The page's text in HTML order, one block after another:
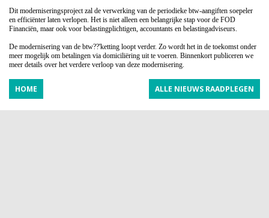
Dit moderniseringsproject zal de verwerking van de periodieke btw-aangiften soepeler
en efficiënter laten verlopen. Het is niet alleen een belangrijke stap voor de FOD
Financiën, maar ook voor belastingplichtigen, accountants en belastingadviseurs.
De modernisering van de btw??'ketting loopt verder. Zo wordt het in de toekomst onder
meer mogelijk om betalingen via domiciliëring uit te voeren. Binnenkort publiceren we
meer details over het verdere verloop van deze modernisering.
HOME ALLE NIEUWS RAADPLEGEN